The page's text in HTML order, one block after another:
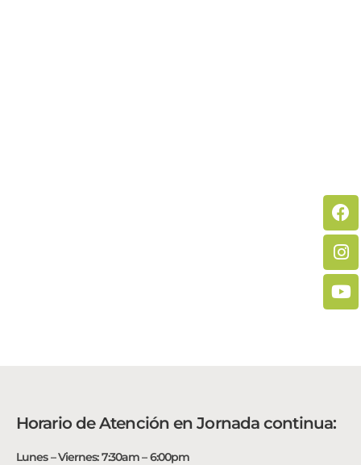
Horario de Atención en Jornada continua:
Lunes – Viernes: 7:30am – 6:00pm